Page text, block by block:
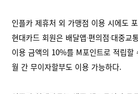
인플카 제휴처 외 가맹점 이용 시에도
현대카드 회원은 배달앱∙편의점∙대중교
이용 금액의 10%를 M포인트로 적립
월 간 무이자할부도 이용 가능하다.